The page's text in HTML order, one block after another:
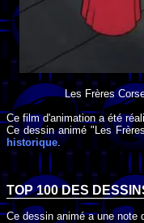
Les Frères
Ce film d'animation a été
Ce dessin animé "Les
historique
TOP 100 DES
Ce dessin animé a une note